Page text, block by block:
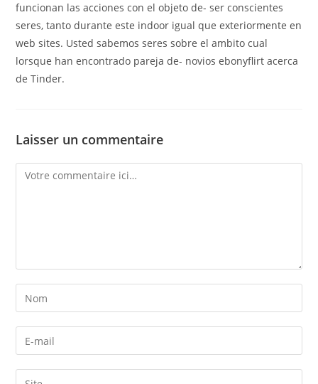
funcionan las acciones con el objeto de- ser conscientes
seres, tanto durante este indoor igual que exteriormente en
web sites. Usted sabemos seres sobre el ambito cual
lorsque han encontrado pareja de- novios ebonyflirt acerca
de Tinder.
Laisser un commentaire
Comment
Enter
your
name
Enter
your
email
Enter